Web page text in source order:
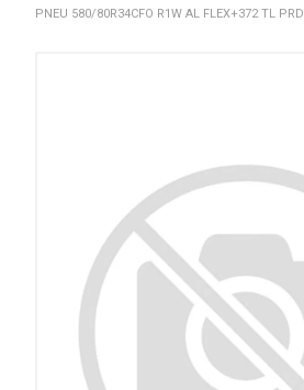
PNEU 580/80R34CFO R1W AL FLEX+372 TL PRD